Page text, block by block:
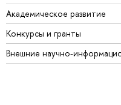
Академическое развитие
Конкурсы и гранты
Внешние научно-